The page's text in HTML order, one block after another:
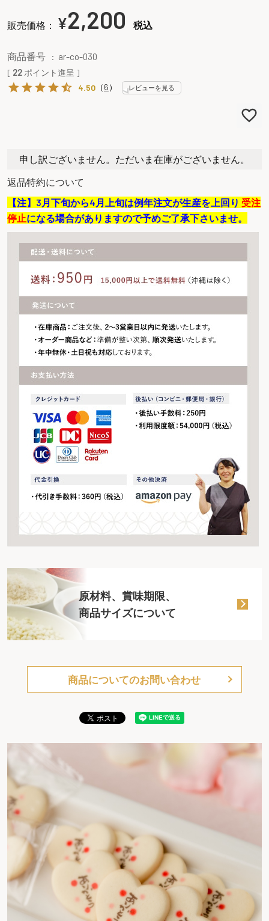
販売価格： ¥2,200 税込
商品番号 ar-co-030
[ 22 ポイント進呈 ]
4.50（6） レビューを見る
申し訳ございません。ただいま在庫がございません。
返品特約について
【注】3月下旬から4月上旬は例年注文が生産を上回り 受注
停止になる場合がありますので予めご了承下さいませ。
原材料、賞味期限、
商品サイズについて
商品についてのお問い合わせ